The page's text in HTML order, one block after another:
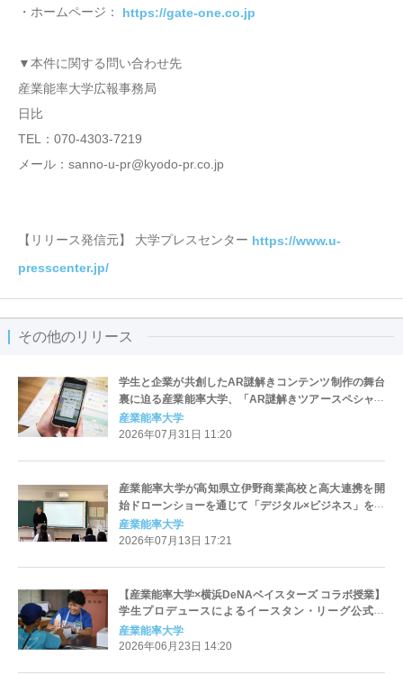
・ホームページ： https://gate-one.co.jp
▼本件に関する問い合わせ先
産業能率大学広報事務局
日比
TEL：070-4303-7219
メール：sanno-u-pr@kyodo-pr.co.jp
【リリース発信元】 大学プレスセンター https://www.u-
presscenter.jp/
その他のリリース
学生と企業が共創したAR謎解きコンテンツ制作の舞台
裏に迫る産業能率大学、「AR謎解きツアースペシャル
デー」を8月15日に開催～XRコンテンツ開発企業と謎
解きクリエイターが語る！ 人の心を動かす"楽しい"の
産業能率大学
2026年07月31日 11:20
産業能率大学が高知県立伊野商業高校と高大連携を開
始ドローンショーを通じて「デジタル×ビジネス」を学
ぶ実践型プロジェクトが始動
産業能率大学
2026年07月13日 17:21
【産業能率大学×横浜DeNAベイスターズ コラボ授業】
学生プロデュースによるイースタン・リーグ公式戦
「GALAXY GAME」が2026年6月27日（土）に開催決
定！～五感で楽しむ限定コラボフードやユニークな体
産業能率大学
2026年06月23日 14:20